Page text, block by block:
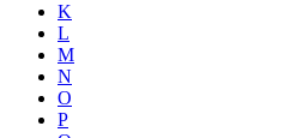
K
L
M
N
O
P